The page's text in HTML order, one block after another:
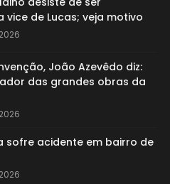
vice de Lucas; veja motivo
João Azevêdo diz:
das grandes obras da
sofre acidente em bairro de